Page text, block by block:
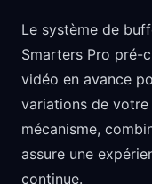
Le système de
Smarters Pro pré-
vidéo en avance
variations de
mécanisme,
assure une
continue.